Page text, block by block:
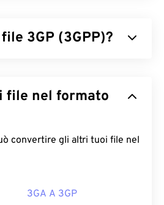
3GP (3GPP)?
System) di terza generazione
globale per la telefonia
formato 3GP consente ai
reti UMTS di acquisire,
file nel formato
convertire gli altri tuoi file nel
3GA A 3GP